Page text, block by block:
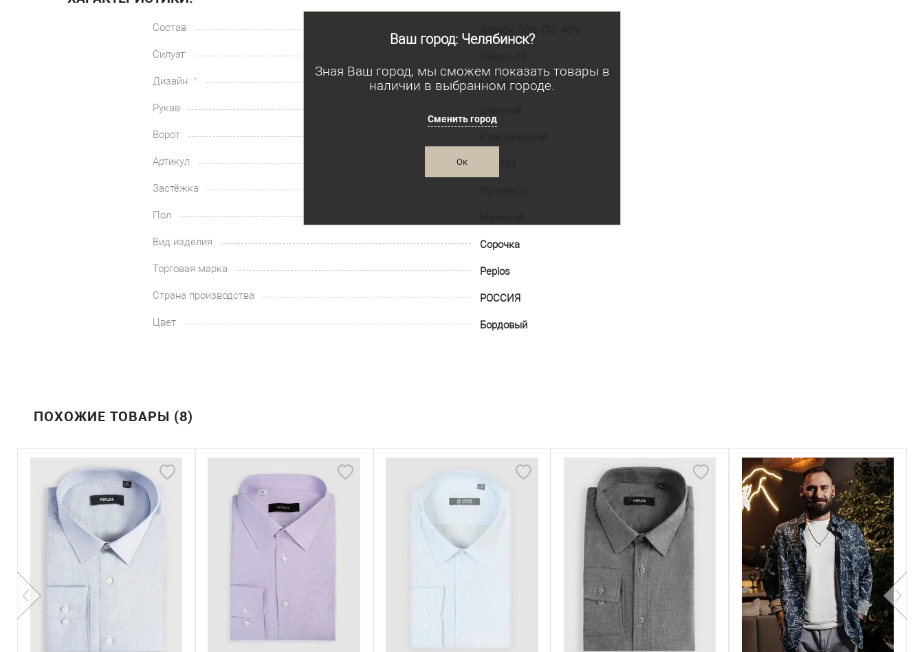
Ваш город: Челябинск?
Зная Ваш город, мы сможем показать товары в
наличии в выбранном городе.
Сменить город
Ок
Состав
Хлопок: 60%, ПЭ: 40%
Силуэт
Дизайн
Микродизайн
Рукав
Ворот
Артикул
Застёжка
Пол
Вид изделия
Сорочка
Торговая марка
Peplos
Страна производства
РОССИЯ
Цвет
Бордовый
ПОХОЖИЕ ТОВАРЫ (8)